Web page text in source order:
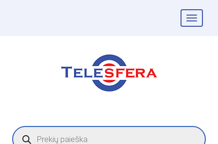
Products
search